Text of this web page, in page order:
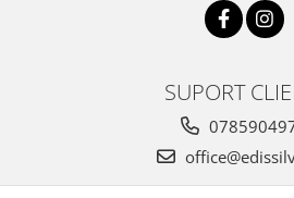
SUPORT